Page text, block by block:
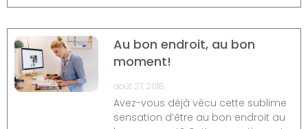
Au bon endroit, au bon
moment!
août 27, 2018
Avez-vous déjà vécu cette sublime
sensation d’être au bon endroit au